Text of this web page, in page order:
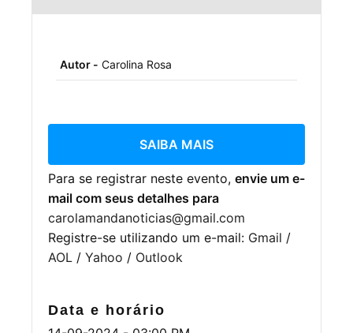
Autor - Carolina Rosa
SAIBA MAIS
Para se registrar neste evento, envie um e-
mail com seus detalhes para
carolamandanoticias@gmail.com
Registre-se utilizando um e-mail: Gmail /
AOL / Yahoo / Outlook
Data e horário